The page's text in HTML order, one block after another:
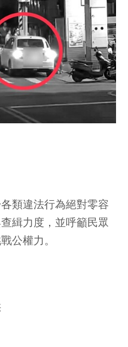
類違法行為絕對零容
緝力度，並呼籲民眾
公權力。